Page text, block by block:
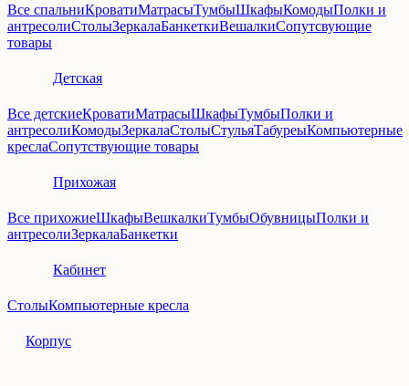
Все спальниКроватиМатрасыТумбыШкафыКомодыПолки и
антресолиСтолыЗеркалаБанкеткиВешалкиСопутсвующие
товары
Детская
Все детскиеКроватиМатрасыШкафыТумбыПолки и
антресолиКомодыЗеркалаСтолыСтульяТабуреыКомпьютерные
креслаСопутствующие товары
Прихожая
Все прихожиеШкафыВешкалкиТумбыОбувницыПолки и
антресолиЗеркалаБанкетки
Кабинет
СтолыКомпьютерные кресла
Корпус